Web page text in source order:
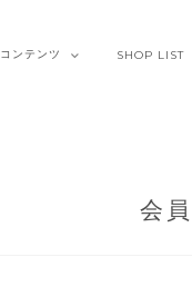
コンテンツ SHOP LIST
会